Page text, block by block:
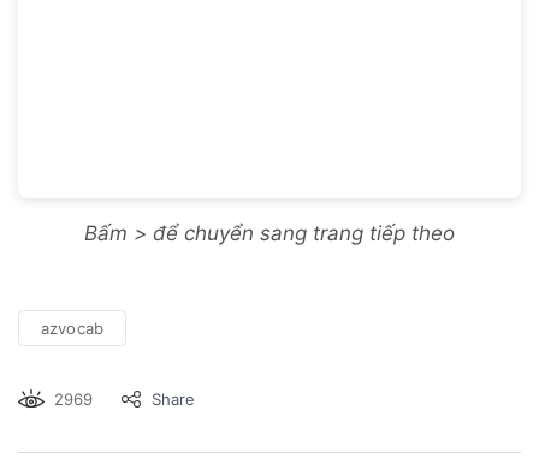
Bấm > để chuyển sang trang tiếp theo
azvocab
2969 Share